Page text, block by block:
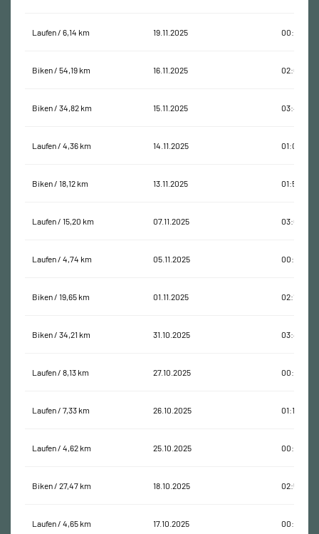
Laufen / 6,14 km 19.11.2025 00:49:28
Biken / 54,19 km 16.11.2025 02:06:30
Biken / 34,82 km 15.11.2025 03:40:58
Laufen / 4,36 km 14.11.2025 01:02:34
Biken / 18,12 km 13.11.2025 01:58:22
Laufen / 15,20 km 07.11.2025 03:06:08
Laufen / 4,74 km 05.11.2025 00:42:22
Biken / 19,65 km 01.11.2025 02:18:10
Biken / 34,21 km 31.10.2025 03:46:00
Laufen / 8,13 km 27.10.2025 00:57:31
Laufen / 7,33 km 26.10.2025 01:16:07
Laufen / 4,62 km 25.10.2025 00:43:39
Biken / 27,47 km 18.10.2025 02:51:41
Laufen / 4,65 km 17.10.2025 00:48:39